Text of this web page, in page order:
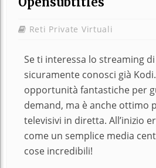
Reti Private Virtuali
Se ti interessa lo streaming
sicuramente conosci già
opportunità fantastiche per
demand, ma è anche ottimo
televisivi in diretta. All’inizio
come un semplice media
cose incredibili!